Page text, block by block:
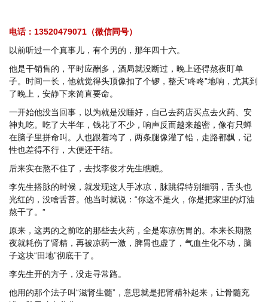
电话：13520479071（微信同号）
以前听过一个真事儿，有个男的，那年四十六。
他是干销售的，平时应酬多，酒局就没断过，晚上还得熬夜盯单
子。时间一长，他就觉得头顶像扣了个锣，整天“咚咚”地响，尤其到
了晚上，安静下来简直要命。
一开始他没当回事，以为就是没睡好，自己去药店买点去火药、安
神丸吃。吃了大半年，钱花了不少，响声反而越来越密，像有只蝉
在脑子里拼命叫。人也跟着垮了，两条腿像灌了铅，走路都飘，记
性也差得不行，大便还干结。
后来实在熬不住了，去找李俊才先生瞧瞧。
李先生搭脉的时候，就发现这人手冰凉，脉跳得特别细弱，舌头也
光红的，没啥舌苔。他当时就说：“你这不是火，你是把家里的灯油
熬干了。”
原来，这男的之前吃的那些去火药，全是寒凉伤胃的。本来长期熬
夜就耗伤了肾精，再被凉药一激，脾胃也虚了，气血生化不动，脑
子这块“田地”彻底干了。
李先生开的方子，没走寻常路。
他用的那个法子叫“滋肾生髓”，意思就是把肾精补起来，让骨髓充